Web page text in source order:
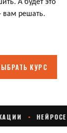
вам решать.